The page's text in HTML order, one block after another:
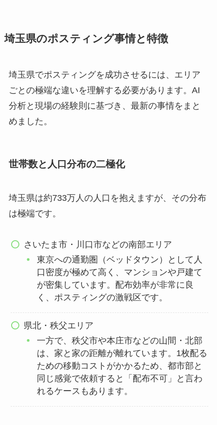
埼玉県のポスティング事情と特徴
埼玉県でポスティングを成功させるには、エリア
ごとの極端な違いを理解する必要があります。AI
分析と現場の経験則に基づき、最新の事情をまと
めました。
世帯数と人口分布の二極化
埼玉県は約733万人の人口を抱えますが、その分布
は極端です。
さいたま市・川口市などの南部エリア
東京への通勤圏（ベッドタウン）として人
口密度が極めて高く、マンションや戸建て
が密集しています。配布効率が非常に良
く、ポスティングの激戦区です。
県北・秩父エリア
一方で、秩父市や本庄市などの山間・北部
は、家と家の距離が離れています。1枚配る
ための移動コストがかかるため、都市部と
同じ感覚で依頼すると「配布不可」と言わ
れるケースもあります。